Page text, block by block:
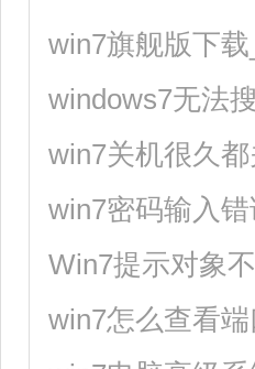
win7关机很久